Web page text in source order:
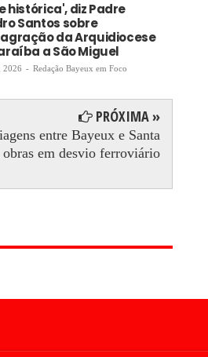
histórica', diz Padre
Santos sobre
da Arquidiocese
a São Miguel
2026 - Redação Bayeux em Foco
PRÓXIMA »
entre Bayeux e Santa
obras em desvio ferroviário